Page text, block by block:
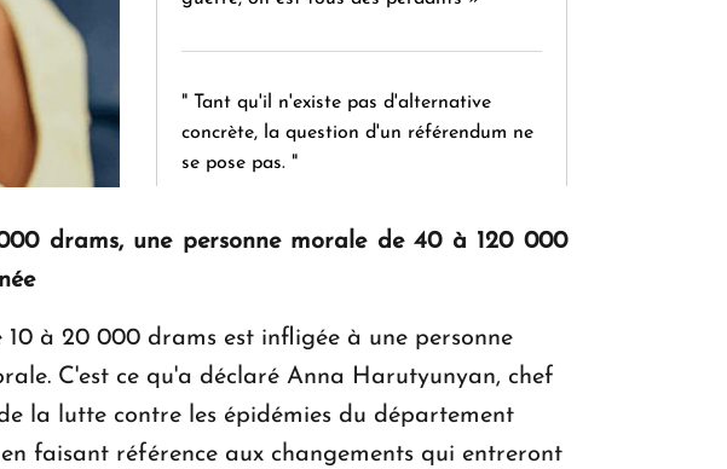
" Tant qu'il n'existe pas d'alternative
concrète, la question d'un référendum ne
se pose pas. "
Le premier hôtel Hyatt Regency
d'Arménie ouvrira ses portes à Dilijan
drams, une personne morale de 40 à 120 000
à 20 000 drams est infligée à une personne
C'est ce qu'a déclaré Anna Harutyunyan, chef
la lutte contre les épidémies du département
faisant référence aux changements qui entreront